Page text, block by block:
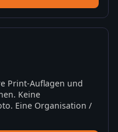
Print-Auflagen und
Keine
Eine Organisation /